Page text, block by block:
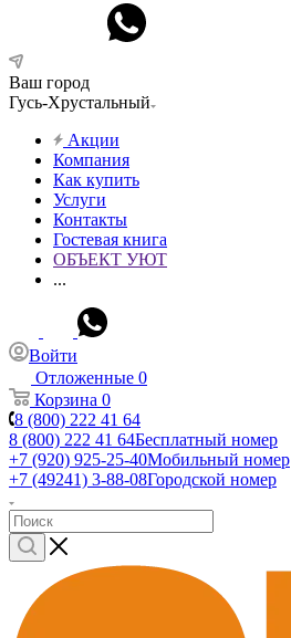
Ваш город
Гусь-Хрустальный
Акции
Компания
Как купить
Услуги
Контакты
Гостевая книга
ОБЪЕКТ УЮТ
...
Войти
Отложенные 0
Корзина 0
8 (800) 222 41 64
8 (800) 222 41 64Бесплатный номер
+7 (920) 925-25-40Мобильный номер
+7 (49241) 3-88-08Городской номер